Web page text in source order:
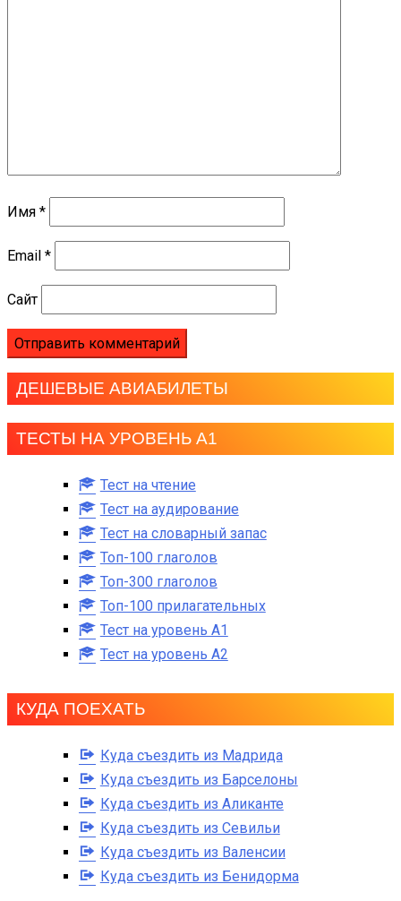
Имя *
Email *
Сайт
ДЕШЕВЫЕ АВИАБИЛЕТЫ
ТЕСТЫ НА УРОВЕНЬ А1
Тест на чтение
Тест на аудирование
Тест на словарный запас
Топ-100 глаголов
Топ-300 глаголов
Топ-100 прилагательных
Тест на уровень A1
Тест на уровень A2
КУДА ПОЕХАТЬ
Куда съездить из Мадрида
Куда съездить из Барселоны
Куда съездить из Аликанте
Куда съездить из Севильи
Куда съездить из Валенсии
Куда съездить из Бенидорма